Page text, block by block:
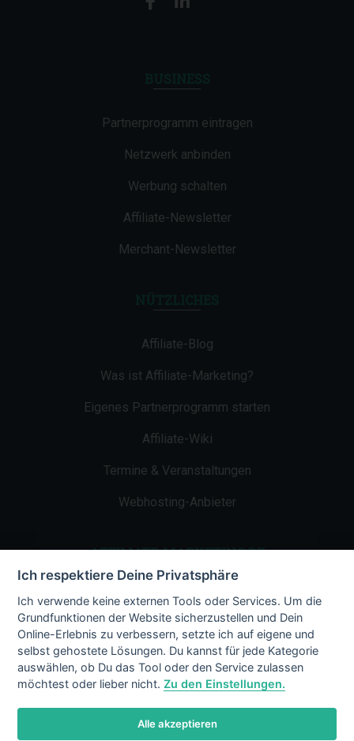
Partnerprogramm eintragen
Netzwerk anbinden
Werbung schalten
Affiliate-Newsletter
Merchant-Newsletter
Affiliate-Blog
Was ist Affiliate-Marketing?
Eigenes Partnerprogramm starten
Affiliate-Wiki
Termine & Veranstaltungen
Webhosting-Anbieter
AFFILIATE-MARKETING.DE
Impressum
Kontakt
Datenschutz
Ich respektiere Deine Privatsphäre
Ich verwende keine externen Tools oder Services. Um die
Grundfunktionen der Website sicherzustellen und Dein
Online-Erlebnis zu verbessern, setzte ich auf eigene und
selbst gehostete Lösungen. Du kannst für jede Kategorie
auswählen, ob Du das Tool oder den Service zulassen
möchtest oder lieber nicht.Zu den Einstellungen.
Alle akzeptieren